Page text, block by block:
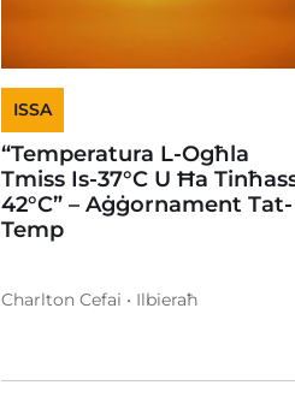
ISSA
“Temperatura L-Ogħla
Tmiss Is-37°C U Ħa
42°C” – Aġġornament Tat-
Temp
Charlton Cefai • Ilbieraħ